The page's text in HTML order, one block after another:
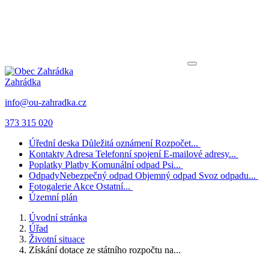
Zahrádka
info@ou-zahradka.cz
373 315 020
Úřední deska Důležitá oznámení Rozpočet...
Kontakty Adresa Telefonní spojení E-mailové adresy...
Poplatky Platby Komunální odpad Psi...
OdpadyNebezpečný odpad Objemný odpad Svoz odpadu...
Fotogalerie Akce Ostatní...
Územní plán
Úvodní stránka
Úřad
Životní situace
Získání dotace ze státního rozpočtu na...